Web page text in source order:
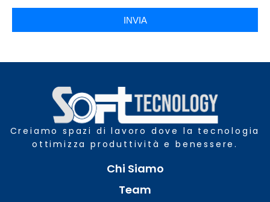
INVIA
Creiamo spazi di lavoro dove la tecnologia
ottimizza produttività e benessere.
Chi Siamo
Team